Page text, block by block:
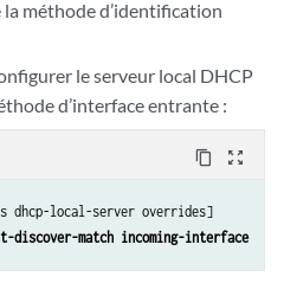
la méthode d’identification
le serveur local DHCP
d’interface entrante :
content_copy zoom_out_map
dhcp-local-server overrides]
discover-match incoming-interface